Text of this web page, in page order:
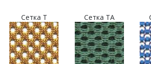
Сетка T Сетка TA